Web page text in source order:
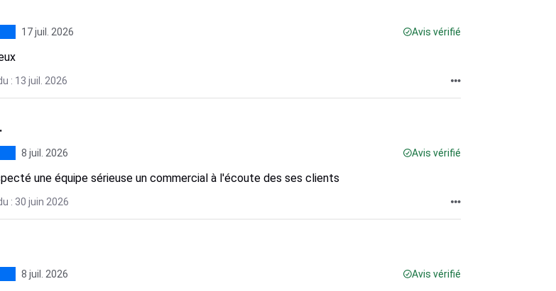
17 juil. 2026 Avis vérifié
: 13 juil. 2026
8 juil. 2026 Avis vérifié
une équipe sérieuse un commercial à l'écoute des ses clients
: 30 juin 2026
8 juil. 2026 Avis vérifié